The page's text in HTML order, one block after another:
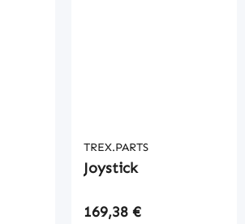
TREX.PARTS
Joystick
Regulärer Preis:
169,38 €